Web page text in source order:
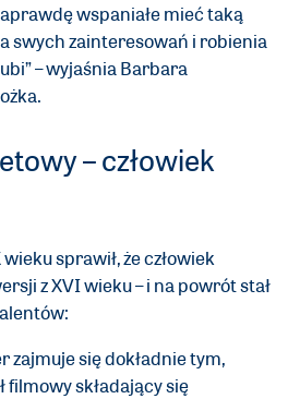
wspaniałe mieć taką
swych zainteresowań i robienia
– wyjaśnia Barbara
– człowiek
sprawił, że człowiek
z XVI wieku – i na powrót stał
zajmuje się dokładnie tym,
filmowy składający się